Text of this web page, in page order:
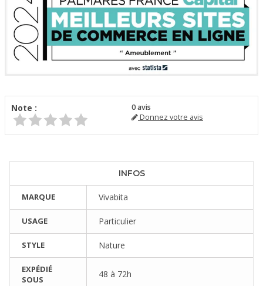
Note : 0avis
Donnez votre avis
INFOS
MARQUE Vivabita
USAGE Particulier
STYLE Nature
EXPÉDIÉ
SOUS
48 à 72h